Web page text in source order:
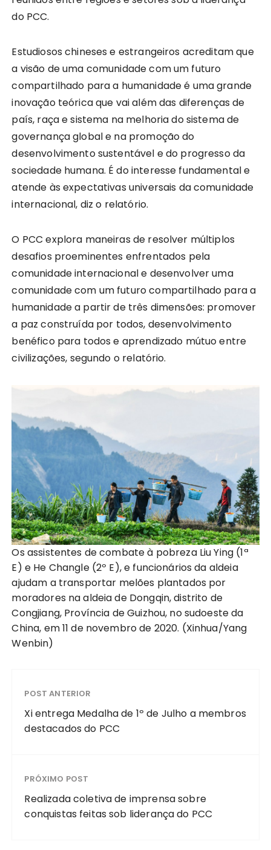
do PCC.
Estudiosos chineses e estrangeiros acreditam que
a visão de uma comunidade com um futuro
compartilhado para a humanidade é uma grande
inovação teórica que vai além das diferenças de
país, raça e sistema na melhoria do sistema de
governança global e na promoção do
desenvolvimento sustentável e do progresso da
sociedade humana. É do interesse fundamental e
atende às expectativas universais da comunidade
internacional, diz o relatório.
O PCC explora maneiras de resolver múltiplos
desafios proeminentes enfrentados pela
comunidade internacional e desenvolver uma
comunidade com um futuro compartilhado para a
humanidade a partir de três dimensões: promover
a paz construída por todos, desenvolvimento
benéfico para todos e aprendizado mútuo entre
civilizações, segundo o relatório.
Os assistentes de combate à pobreza Liu Ying (1ª
E) e He Changle (2º E), e funcionários da aldeia
ajudam a transportar melões plantados por
moradores na aldeia de Dongqin, distrito de
Congjiang, Província de Guizhou, no sudoeste da
China, em 11 de novembro de 2020. (Xinhua/Yang
Wenbin)
POST ANTERIOR
Xi entrega Medalha de 1º de Julho a membros
destacados do PCC
PRÓXIMO POST
Realizada coletiva de imprensa sobre
conquistas feitas sob liderança do PCC